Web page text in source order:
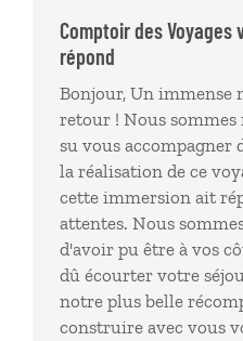
cherchions : un voyage
cerise sur le gâteau :
avons eu écourté de 3
nous a accompagné
recommandons à 100%
nous a fait passer un voyage de rêve
déjà notre prochain
tout
Comptoir des Voyages
répond
Bonjour, Un immense
retour ! Nous sommes
su vous accompagner
la réalisation de ce
cette immersion ait
attentes. Nous
d'avoir pu être à vos
dû écourter votre
notre plus belle
construire avec vous